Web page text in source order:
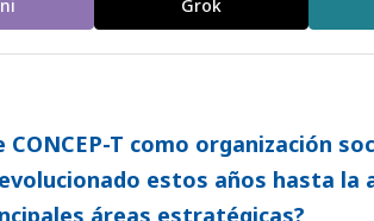
Grok
CONCEP-T como organización
estos años hasta la
áreas estratégicas?